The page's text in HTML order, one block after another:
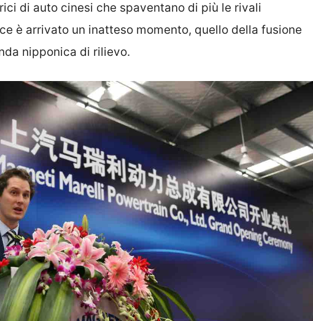
di auto cinesi che spaventano di più le rivali
è arrivato un inatteso momento, quello della fusione
nipponica di rilievo.